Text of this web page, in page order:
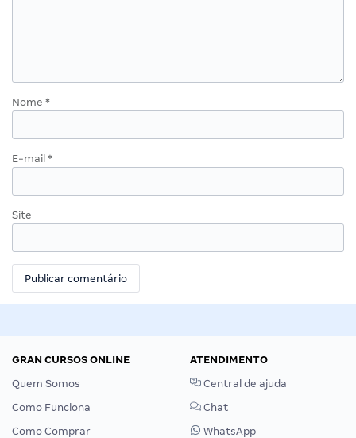
Nome *
E-mail *
Site
GRAN CURSOS ONLINE
Quem Somos
Como Funciona
Como Comprar
ATENDIMENTO
Central de ajuda
Chat
WhatsApp